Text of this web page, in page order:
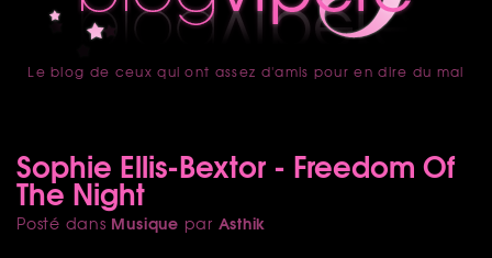
accueil
Le blog de ceux qui ont assez d'amis pour en dire du mal
Sophie Ellis-Bextor - Freedom Of
The Night
Posté dans Musique par Asthik